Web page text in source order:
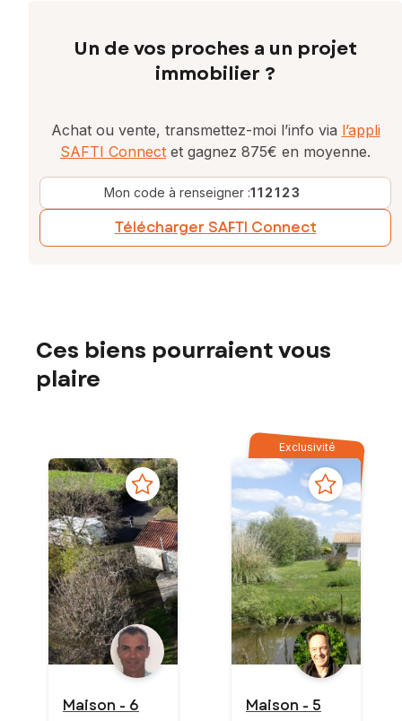
Un de vos proches a un projet
immobilier ?
Achat ou vente, transmettez-moi l’info via l’appli
SAFTI Connect et gagnez 875€ en moyenne.
Mon code à renseigner :112123
Télécharger SAFTI Connect
Ces biens pourraient vous
plaire
Maison - 6
Exclusivité
Maison - 5